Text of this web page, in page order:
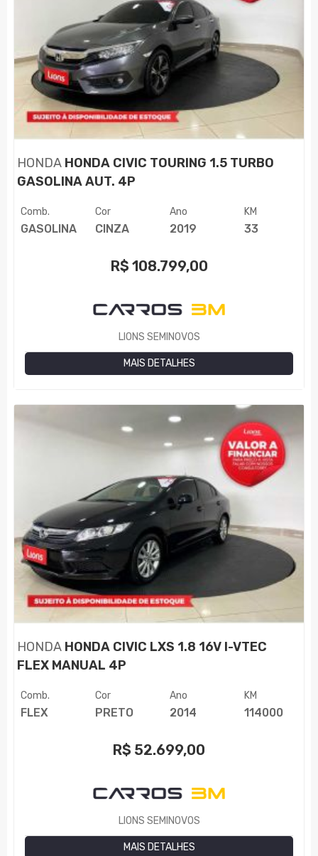
HONDA HONDA CIVIC TOURING 1.5 TURBO
GASOLINA AUT. 4P
Comb.
GASOLINA
Cor
CINZA
Ano
2019
KM
33
R$ 108.799,00
LIONS SEMINOVOS
MAIS DETALHES
HONDA HONDA CIVIC LXS 1.8 16V I-VTEC
FLEX MANUAL 4P
Comb.
FLEX
Cor
PRETO
Ano
2014
KM
114000
R$ 52.699,00
LIONS SEMINOVOS
MAIS DETALHES